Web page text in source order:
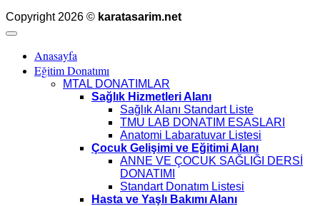
Copyright 2026 © karatasarim.net
Anasayfa
Eğitim Donatımı
MTAL DONATIMLAR
Sağlık Hizmetleri Alanı
Sağlık Alanı Standart Liste
TMU LAB DONATIM ESASLARI
Anatomi Labaratuvar Listesi
Çocuk Gelişimi ve Eğitimi Alanı
ANNE VE ÇOCUK SAĞLIĞI DERSİ
DONATIMI
Standart Donatım Listesi
Hasta ve Yaşlı Bakımı Alanı